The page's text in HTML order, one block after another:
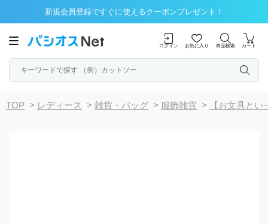
新規会員登録ですぐに使えるクーポンプレゼント！
ログイン お気に入り 商品検索 カート
TOP > レディース > 雑貨・バッグ > 服飾雑貨 > 【お文具と